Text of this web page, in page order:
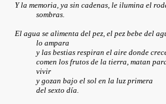
Y la memoria, ya sin cadenas, le ilumina el
sombras.
El agua se alimenta del pez, el pez bebe del
lo ampara
y las bestias respiran el aire donde
comen los frutos de la tierra, matan
vivir
y gozan bajo el sol en la luz primera
del sexto día.